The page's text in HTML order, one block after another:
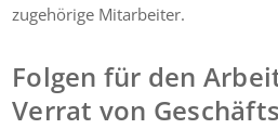
zugehörige Mitarbeiter.
Folgen für den
Verrat von